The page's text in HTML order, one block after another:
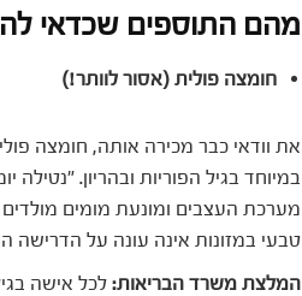
מהם התוספים שכדאי
חומצה פולית (אסור לוותר!)
במיוחד בגיל הפוריות ובהריון.
מערכת העצבים ומונעת מומים
טבעי במזונות אינה עונה על הדרישה
המלצת משרד הבריאות:לכל אישה